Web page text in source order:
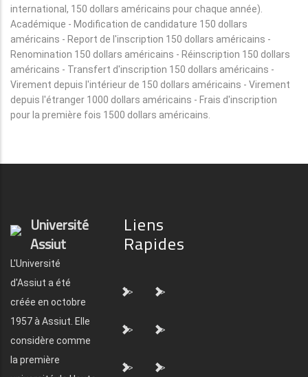
international, 150 dollars américains pour chaque année).
Académique - Modification de candidature 150 dollars
américains - Report de l'inscription 150 dollars américains -
Renomination 150 dollars américains - Réinscription 150 dollars
américains - Transfert d'inscription 150 dollars américains -
Virement depuis l'intérieur de 150 dollars américains - Virement
depuis l'étranger 1000 dollars américains - Frais d'inscription
pour la première fois 1500 dollars américains.
Université
Assiut
L'Université
d'Assiut a été
créée en octobre
1957 à Assiut. Elle
considère comme
la première
Liens
Rapides
"> ">
"> ">
"> ">